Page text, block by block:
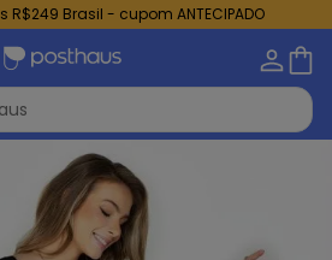
R$249 Brasil - cupom ANTECIPADO